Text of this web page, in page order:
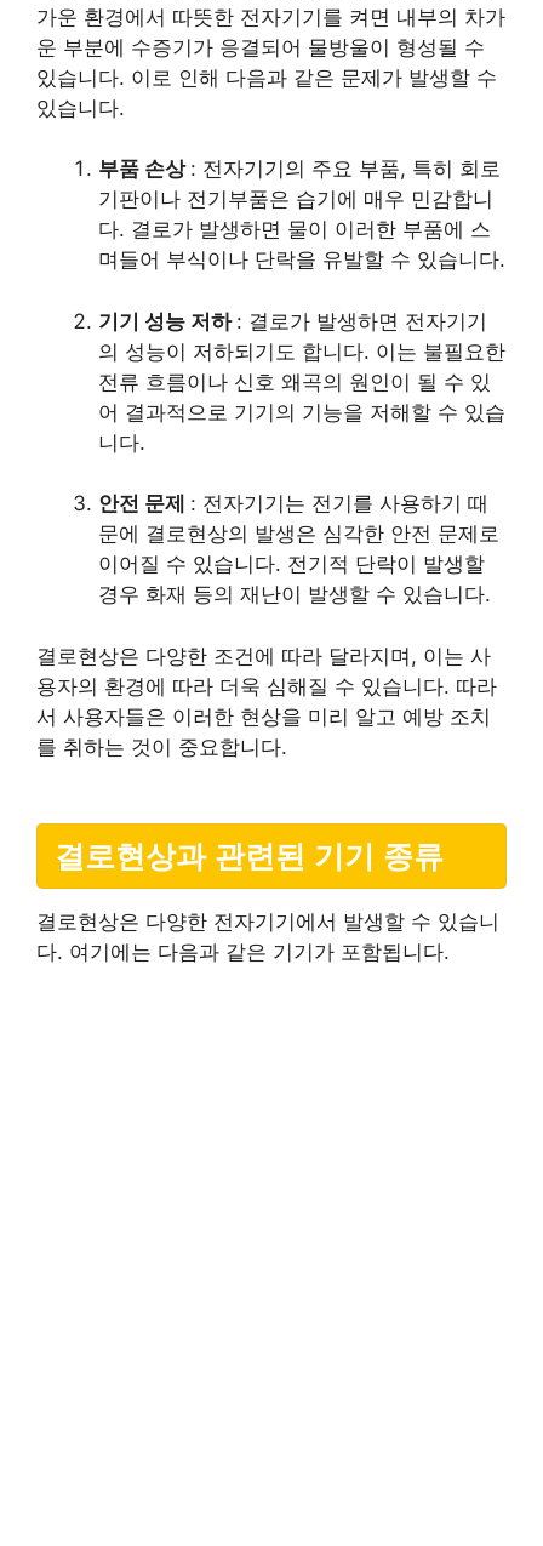
가운 환경에서 따뜻한 전자기기를 켜면 내부의 차가
운 부분에 수증기가 응결되어 물방울이 형성될 수
있습니다. 이로 인해 다음과 같은 문제가 발생할 수
있습니다.
부품 손상 : 전자기기의 주요 부품, 특히 회로
기판이나 전기부품은 습기에 매우 민감합니
다. 결로가 발생하면 물이 이러한 부품에 스
며들어 부식이나 단락을 유발할 수 있습니다.
기기 성능 저하 : 결로가 발생하면 전자기기
의 성능이 저하되기도 합니다. 이는 불필요한
전류 흐름이나 신호 왜곡의 원인이 될 수 있
어 결과적으로 기기의 기능을 저해할 수 있습
니다.
안전 문제 : 전자기기는 전기를 사용하기 때
문에 결로현상의 발생은 심각한 안전 문제로
이어질 수 있습니다. 전기적 단락이 발생할
경우 화재 등의 재난이 발생할 수 있습니다.
결로현상은 다양한 조건에 따라 달라지며, 이는 사
용자의 환경에 따라 더욱 심해질 수 있습니다. 따라
서 사용자들은 이러한 현상을 미리 알고 예방 조치
를 취하는 것이 중요합니다.
결로현상과 관련된 기기 종류
결로현상은 다양한 전자기기에서 발생할 수 있습니
다. 여기에는 다음과 같은 기기가 포함됩니다.